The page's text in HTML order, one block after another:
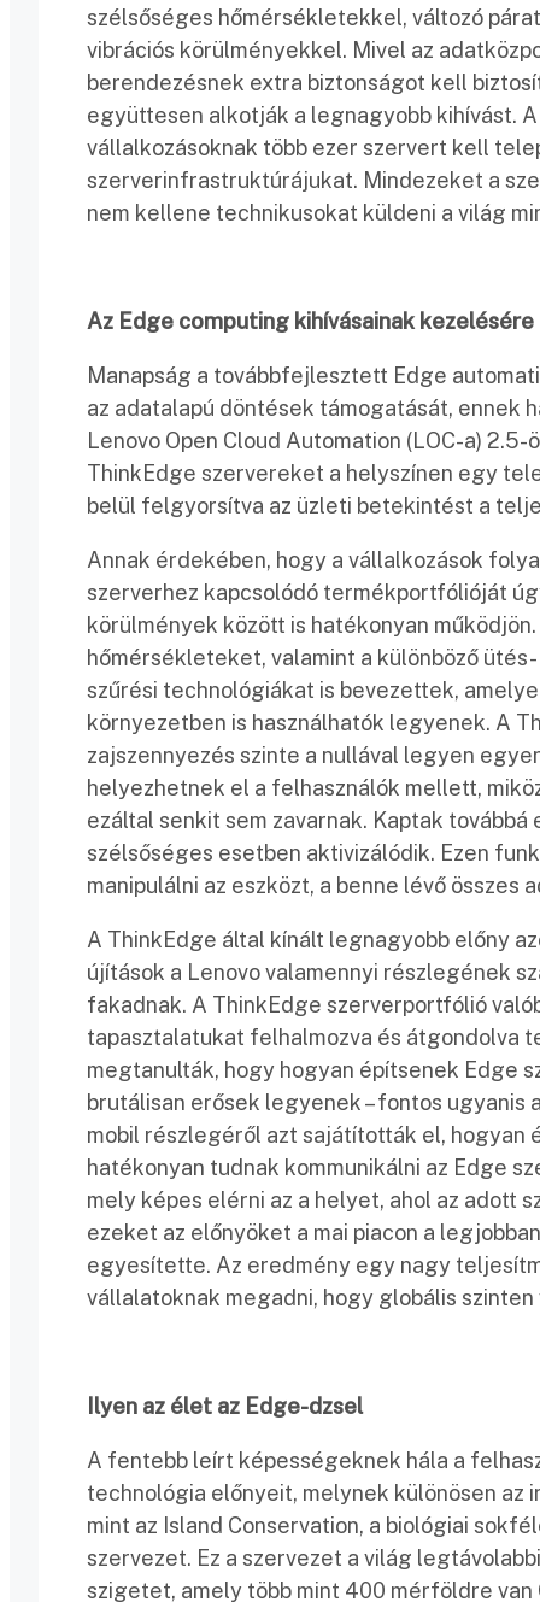
szélsőséges hőmérsékletekkel, változó
vibrációs körülményekkel. Mivel az
berendezésnek extra biztonságot kell
együttesen alkotják a legnagyobb kihívást.
vállalkozásoknak több ezer szervert kell
szerverinfrastruktúrájukat. Mindezeket a
nem kellene technikusokat küldeni a világ
Az Edge computing kihívásainak
Manapság a továbbfejlesztett Edge
az adatalapú döntések támogatását, ennek
Lenovo Open Cloud Automation (LOC-a)
ThinkEdge szervereket a helyszínen egy
belül felgyorsítva az üzleti betekintést a
Annak érdekében, hogy a vállalkozások
szerverhez kapcsolódó termékportfólióját
körülmények között is hatékonyan
hőmérsékleteket, valamint a különböző
szűrési technológiákat is bevezettek,
környezetben is használhatók legyenek. A
zajszennyezés szinte a nullával legyen
helyezhetnek el a felhasználók mellett,
ezáltal senkit sem zavarnak. Kaptak
szélsőséges esetben aktivizálódik. Ezen
manipulálni az eszközt, a benne lévő összes
A ThinkEdge által kínált legnagyobb előny
újítások a Lenovo valamennyi részlegének
fakadnak. A ThinkEdge szerverportfólió
tapasztalatukat felhalmozva és átgondolva
megtanulták, hogy hogyan építsenek Edge
brutálisan erősek legyenek – fontos
mobil részlegéről azt sajátították el, hogyan
hatékonyan tudnak kommunikálni az Edge
mely képes elérni az a helyet, ahol az adott
ezeket az előnyöket a mai piacon a
egyesítette. Az eredmény egy nagy
vállalatoknak megadni, hogy globális
Ilyen az élet az Edge-dzsel
A fentebb leírt képességeknek hála a
technológia előnyeit, melynek különösen az
mint az Island Conservation, a biológiai
szervezet. Ez a szervezet a világ
szigetet, amely több mint 400 mérföldre van